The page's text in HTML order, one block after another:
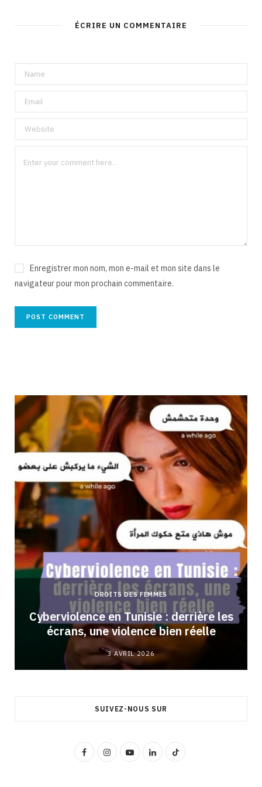
ÉCRIRE UN COMMENTAIRE
Enregistrer mon nom, mon e-mail et mon site dans le
navigateur pour mon prochain commentaire.
DROITS DES FEMMES
Cyberviolence en Tunisie : derrière les
écrans, une violence bien réelle
3 AVRIL 2026
SUIVEZ-NOUS SUR
F
I
Y
L
T